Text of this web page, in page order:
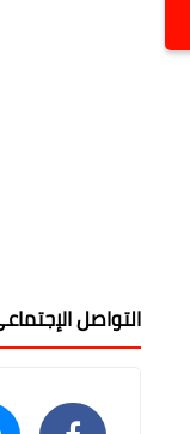
التواصل